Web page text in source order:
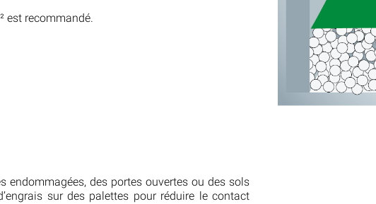
est recommandé.
endommagées, des portes ouvertes ou des sols
sur des palettes pour réduire le contact